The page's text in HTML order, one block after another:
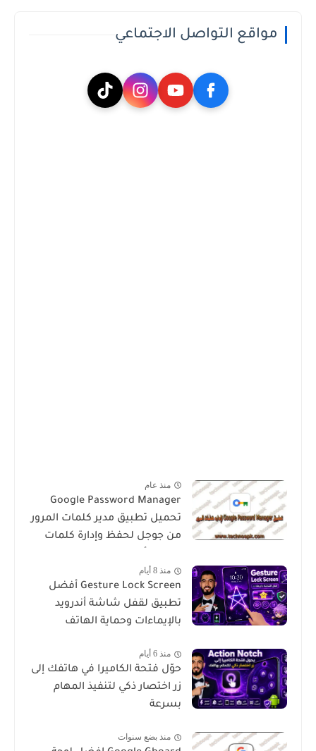
مواقع التواصل الاجتماعي
منذ عام
Google Password Manager
تحميل تطبيق مدير كلمات المرور
من جوجل لحفظ وإدارة كلمات
منذ 8 أيام
Gesture Lock Screen أفضل
تطبيق لقفل شاشة أندرويد
بالإيماءات وحماية الهاتف
منذ 6 أيام
حوّل فتحة الكاميرا في هاتفك إلى
زر اختصار ذكي لتنفيذ المهام
بسرعة
منذ بضع سنوات